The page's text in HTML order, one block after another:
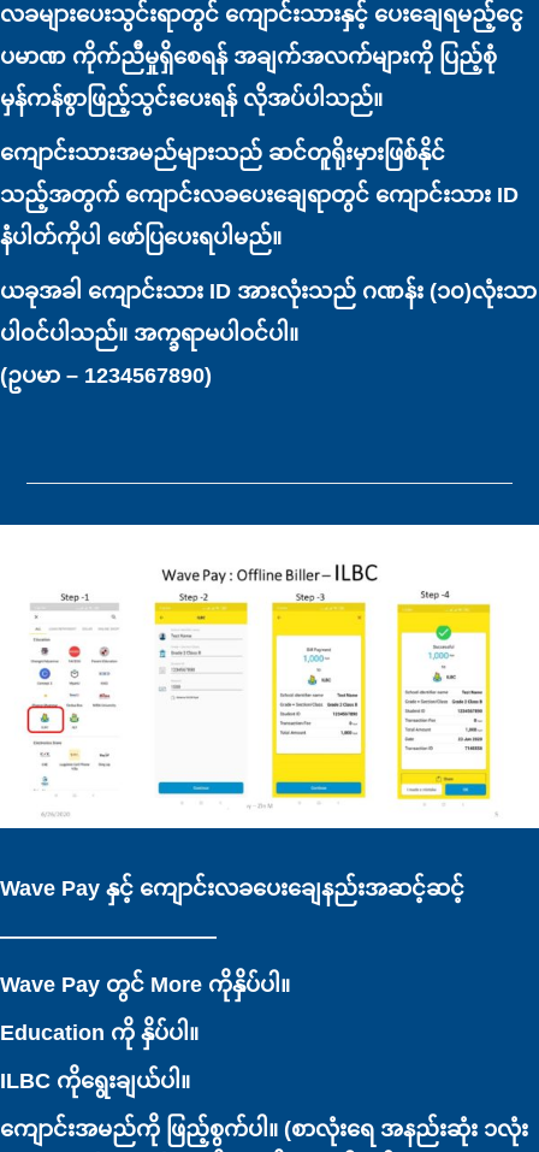
လခများပေးသွင်းရာတွင် ကျောင်းသားနှင့် ပေးချေရမည့်ငွေ
ပမာဏ ကိုက်ညီမှုရှိစေရန် အချက်အလက်များကို ပြည့်စုံ
မှန်ကန်စွာဖြည့်သွင်းပေးရန် လိုအပ်ပါသည်။
ကျောင်းသားအမည်များသည် ဆင်တူရိုးမှားဖြစ်နိုင်
သည့်အတွက် ကျောင်းလခပေးချေရာတွင် ကျောင်းသား ID
နံပါတ်ကိုပါ ဖော်ပြပေးရပါမည်။
ယခုအခါ ကျောင်းသား ID အားလုံးသည် ဂဏန်း (၁၀)လုံးသာ
ပါ၀င်ပါသည်။ အက္ခရာမပါဝင်ပါ။
(ဥပမာ – 1234567890)
Wave Pay နှင့် ကျောင်းလခပေးချေနည်းအဆင့်ဆင့်
——————————
Wave Pay တွင် More ကိုနှိပ်ပါ။
Education ကို နှိပ်ပါ။
ILBC ကိုရွေးချယ်ပါ။
ကျောင်းအမည်ကို ဖြည့်စွက်ပါ။ (စာလုံးရေ အနည်းဆုံး ၁လုံး